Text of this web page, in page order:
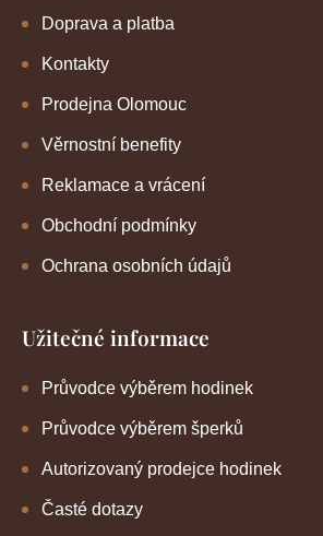
Doprava a platba
Kontakty
Prodejna Olomouc
Věrnostní benefity
Reklamace a vrácení
Obchodní podmínky
Ochrana osobních údajů
Užitečné informace
Průvodce výběrem hodinek
Průvodce výběrem šperků
Autorizovaný prodejce hodinek
Časté dotazy